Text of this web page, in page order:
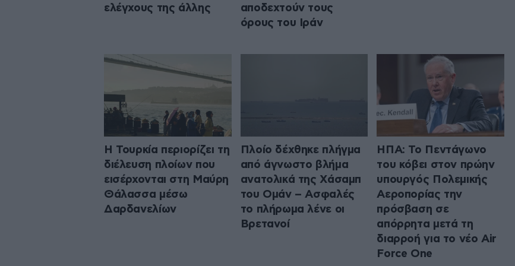
ελέγχους της άλλης
αποδεχτούν τους
όρους του Ιράν
Η Τουρκία περιορίζει τη
διέλευση πλοίων που
εισέρχονται στη Μαύρη
Θάλασσα μέσω
Δαρδανελίων
Πλοίο δέχθηκε πλήγμα
από άγνωστο βλήμα
ανατολικά της Χάσαμπ
του Ομάν – Ασφαλές
το πλήρωμα λένε οι
Βρετανοί
ΗΠΑ: Το Πεντάγωνο
του κόβει στον πρώην
υπουργός Πολεμικής
Αεροπορίας την
πρόσβαση σε
απόρρητα μετά τη
διαρροή για το νέο Air
Force One